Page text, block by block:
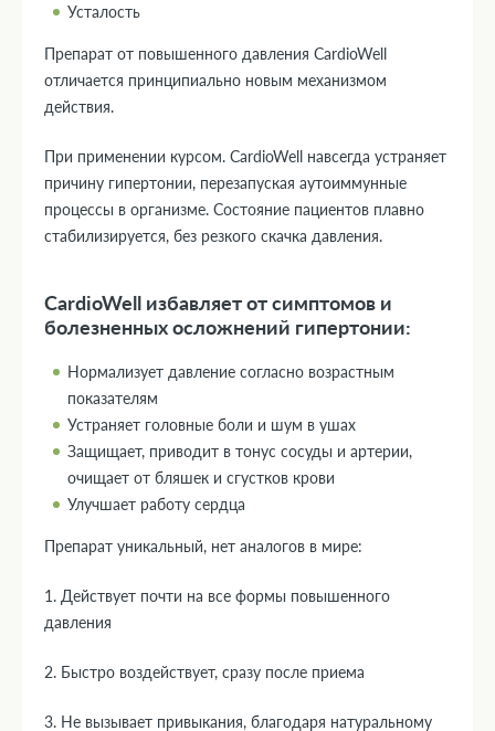
Усталость
Препарат от повышенного давления CardioWell
отличается принципиально новым механизмом
действия.
При применении курсом. CardioWell навсегда устраняет
причину гипертонии, перезапуская аутоиммунные
процессы в организме. Состояние пациентов плавно
стабилизируется, без резкого скачка давления.
CardioWell избавляет от симптомов и
болезненных осложнений гипертонии:
Нормализует давление согласно возрастным
показателям
Устраняет головные боли и шум в ушах
Защищает, приводит в тонус сосуды и артерии,
очищает от бляшек и сгустков крови
Улучшает работу сердца
Препарат уникальный, нет аналогов в мире:
1. Действует почти на все формы повышенного
давления
2. Быстро воздействует, сразу после приема
3. Не вызывает привыкания, благодаря натуральному